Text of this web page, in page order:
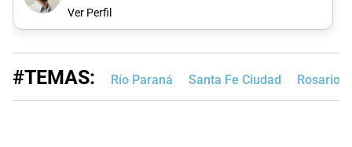
Ver Perfil
#TEMAS: Río Paraná Santa Fe Ciudad Rosario